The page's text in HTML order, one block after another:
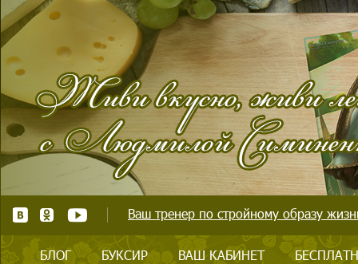
Ваш тренер по стройному образу
БЛОГ БУКСИР ВАШ КАБИНЕТ